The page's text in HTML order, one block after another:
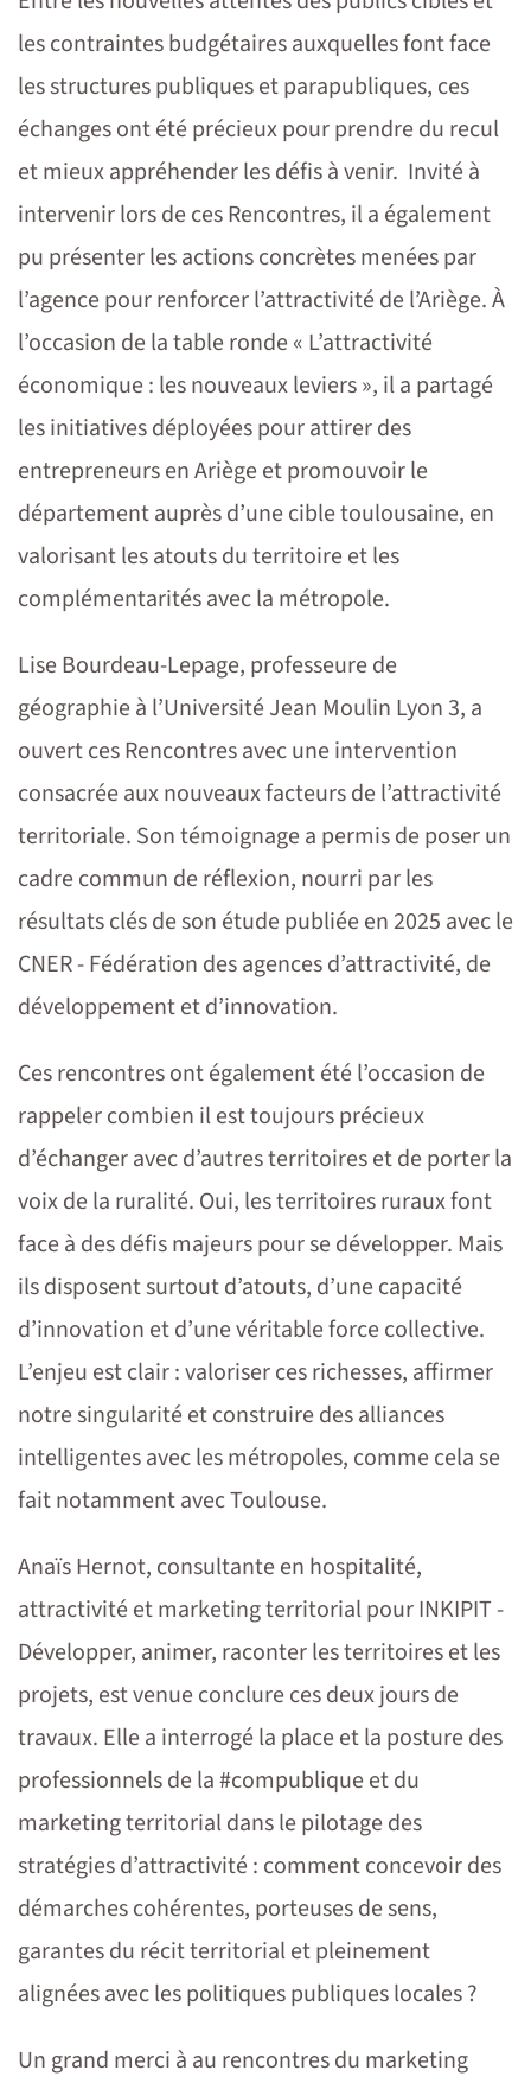
les contraintes budgétaires auxquelles font face
les structures publiques et parapubliques, ces
échanges ont été précieux pour prendre du recul
et mieux appréhender les défis à venir. Invité à
intervenir lors de ces Rencontres, il a également
pu présenter les actions concrètes menées par
l’agence pour renforcer l’attractivité de l’Ariège. À
l’occasion de la table ronde « L’attractivité
économique : les nouveaux leviers », il a partagé
les initiatives déployées pour attirer des
entrepreneurs en Ariège et promouvoir le
département auprès d’une cible toulousaine, en
valorisant les atouts du territoire et les
complémentarités avec la métropole.
Lise Bourdeau-Lepage, professeure de
géographie à l’Université Jean Moulin Lyon 3, a
ouvert ces Rencontres avec une intervention
consacrée aux nouveaux facteurs de l’attractivité
territoriale. Son témoignage a permis de poser un
cadre commun de réflexion, nourri par les
résultats clés de son étude publiée en 2025 avec le
CNER - Fédération des agences d’attractivité, de
développement et d’innovation.
Ces rencontres ont également été l’occasion de
rappeler combien il est toujours précieux
d’échanger avec d’autres territoires et de porter la
voix de la ruralité. Oui, les territoires ruraux font
face à des défis majeurs pour se développer. Mais
ils disposent surtout d’atouts, d’une capacité
d’innovation et d’une véritable force collective.
L’enjeu est clair : valoriser ces richesses, affirmer
notre singularité et construire des alliances
intelligentes avec les métropoles, comme cela se
fait notamment avec Toulouse.
Anaïs Hernot, consultante en hospitalité,
attractivité et marketing territorial pour INKIPIT -
Développer, animer, raconter les territoires et les
projets, est venue conclure ces deux jours de
travaux. Elle a interrogé la place et la posture des
professionnels de la #compublique et du
marketing territorial dans le pilotage des
stratégies d’attractivité : comment concevoir des
démarches cohérentes, porteuses de sens,
garantes du récit territorial et pleinement
alignées avec les politiques publiques locales ?
Un grand merci à au rencontres du marketing